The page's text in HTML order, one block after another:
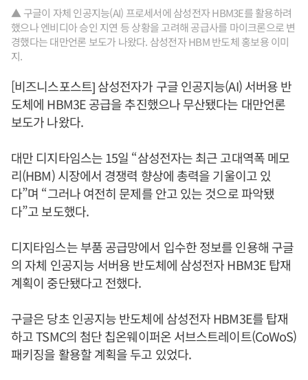
▲ 구글이 자체 인공지능(AI) 프로세서에 삼성전자 HBM3E를 활용하려
했으나 엔비디아 승인 지연 등 상황을 고려해 공급사를 마이크론으로 변
경했다는 대만언론 보도가 나왔다. 삼성전자 HBM 반도체 홍보용 이미
지.
[비즈니스포스트] 삼성전자가 구글 인공지능(AI) 서버용 반
도체에 HBM3E 공급을 추진했으나 무산됐다는 대만언론
보도가 나왔다.
대만 디지타임스는 15일 “삼성전자는 최근 고대역폭 메모
리(HBM) 시장에서 경쟁력 향상에 총력을 기울이고 있
다”며 “그러나 여전히 문제를 안고 있는 것으로 파악됐
다”고 보도했다.
디지타임스는 부품 공급망에서 입수한 정보를 인용해 구글
의 자체 인공지능 서버용 반도체에 삼성전자 HBM3E 탑재
계획이 중단됐다고 전했다.
구글은 당초 인공지능 반도체에 삼성전자 HBM3E를 탑재
하고 TSMC의 첨단 칩온웨이퍼온 서브스트레이트(CoWoS)
패키징을 활용할 계획을 두고 있었다.